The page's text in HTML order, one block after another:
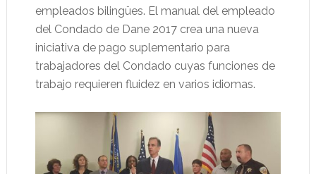
empleados bilingües. El manual del empleado
del Condado de Dane 2017 crea una nueva
iniciativa de pago suplementario para
trabajadores del Condado cuyas funciones de
trabajo requieren fluidez en varios idiomas.